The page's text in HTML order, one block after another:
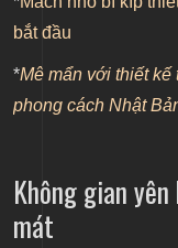
bắt đầu
*Mê mẩn với thiết kế
phong cách Nhật
Không gian
mát